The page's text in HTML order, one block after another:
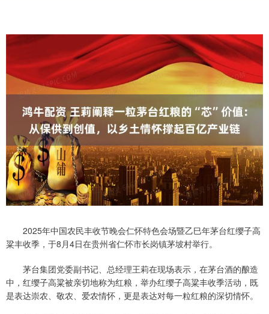
2025年中国农民丰收节晚会仁怀特色会场暨乙巳年茅台红缨子高
粱丰收季，于8月4日在贵州省仁怀市长岗镇茅坡村举行。
茅台集团党委副书记、总经理王莉在现场表示，在茅台酒的酿造
中，红缨子高粱被亲切地称为红粮，举办红缨子高粱丰收季活动，既
是表达崇农、敬农、爱农情怀，更是表达对每一粒红粮的深切情怀。